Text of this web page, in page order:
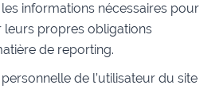
informations nécessaires pour
leurs propres obligations
de reporting.
de l’utilisateur du site